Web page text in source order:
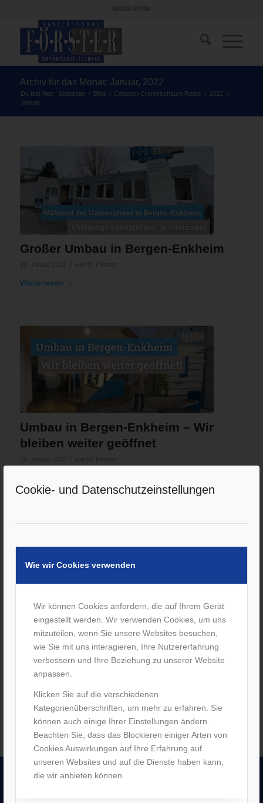
Cookie- und Datenschutzeinstellungen
Wie wir Cookies verwenden
Wir können Cookies anfordern, die auf Ihrem Gerät
eingestellt werden. Wir verwenden Cookies, um uns
mitzuteilen, wenn Sie unsere Websites besuchen,
wie Sie mit uns interagieren, Ihre Nutzererfahrung
verbessern und Ihre Beziehung zu unserer Website
anpassen.
Klicken Sie auf die verschiedenen
Kategorienüberschriften, um mehr zu erfahren. Sie
können auch einige Ihrer Einstellungen ändern.
Beachten Sie, dass das Blockieren einiger Arten von
Cookies Auswirkungen auf Ihre Erfahrung auf
unseren Websites und auf die Dienste haben kann,
die wir anbieten können.
Archiv für das Monat: Januar, 2022
Du bist hier: Startseite / Blog / Callusan Cremeschaum Rapid / 2022 /
Januar
Großer Umbau in Bergen-Enkheim
Weiterlesen
Umbau in Bergen-Enkheim – Wir
bleiben weiter geöffnet
Partnerschaft HBRS und
Sanitätshaus Förster
Weiterlesen